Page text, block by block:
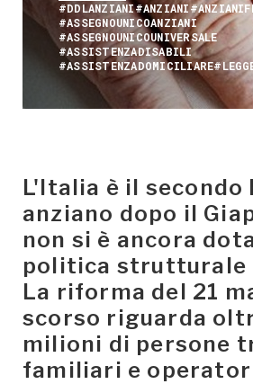
#DDLANZIANI#ANZIANI
#ASSEGNOUNICOANZIANI
#ASSEGNOUNICOUNIVERSALE
#ASSISTENZADISABILI
#ASSISTENZADOMICILIARE
L'Italia è il secondo
anziano dopo il
non si è ancora
politica strutturale
La riforma del 21
scorso riguarda
milioni di persone
familiari e